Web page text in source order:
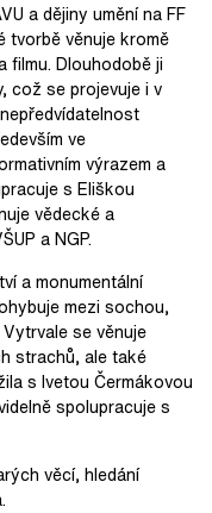
a dějiny umění na FF
tvorbě věnuje kromě
filmu. Dlouhodobě ji
což se projevuje i v
ve
výrazem a
s Eliškou
vědecké a
a NGP.
a monumentální
mezi sochou,
se věnuje
strachů, ale také
s Ivetou Čermákovou
spolupracuje s
věcí, hledání